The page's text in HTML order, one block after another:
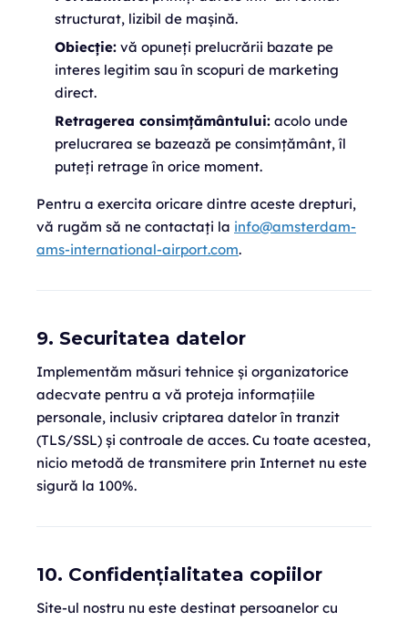
structurat, lizibil de mașină.
Obiecție: vă opuneți prelucrării bazate pe
interes legitim sau în scopuri de marketing
direct.
Retragerea consimțământului: acolo unde
prelucrarea se bazează pe consimțământ, îl
puteți retrage în orice moment.
Pentru a exercita oricare dintre aceste drepturi,
vă rugăm să ne contactați la info@amsterdam-
ams-international-airport.com.
9. Securitatea datelor
Implementăm măsuri tehnice și organizatorice
adecvate pentru a vă proteja informațiile
personale, inclusiv criptarea datelor în tranzit
(TLS/SSL) și controale de acces. Cu toate acestea,
nicio metodă de transmitere prin Internet nu este
sigură la 100%.
10. Confidențialitatea copiilor
Site-ul nostru nu este destinat persoanelor cu